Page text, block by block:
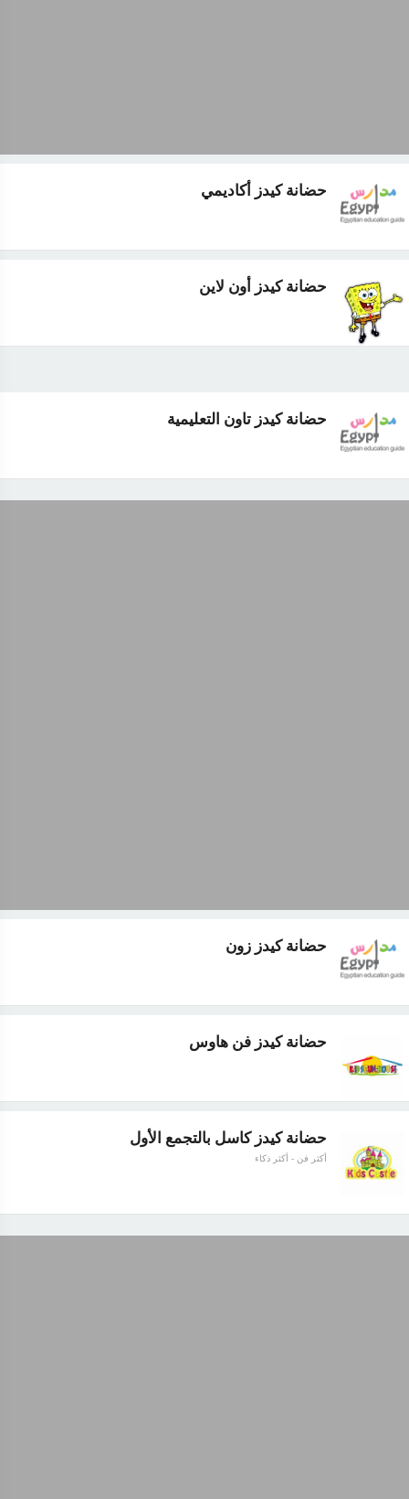
حضانة كيدز أكاديمي
حضانة كيدز أون لاين
حضانة كيدز تاون التعليمية
حضانة كيدز زون
حضانة كيدز فن هاوس
حضانة كيدز كاسل بالتجمع الأول
أكثر فن - أكثر ذكاء